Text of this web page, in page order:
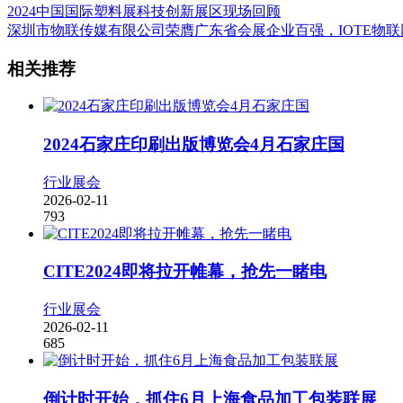
2024中国国际塑料展科技创新展区现场回顾
深圳市物联传媒有限公司荣膺广东省会展企业百强，IOTE物联
相关推荐
2024石家庄印刷出版博览会4月石家庄国
行业展会
2026-02-11
793
CITE2024即将拉开帷幕，抢先一睹电
行业展会
2026-02-11
685
倒计时开始，抓住6月上海食品加工包装联展